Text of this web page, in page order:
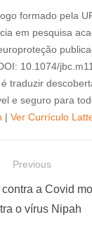
formado pela
em pesquisa
10.1074/
traduzir
e seguro para
| Ver Currículo
Previous
a Covid
o vírus Nipah